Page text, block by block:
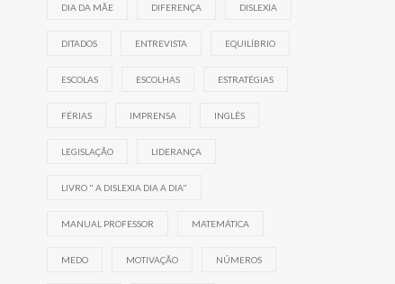
DIA DA MÃE DIFERENÇA DISLEXIA
DITADOS ENTREVISTA EQUILÍBRIO
ESCOLAS ESCOLHAS ESTRATÉGIAS
FÉRIAS IMPRENSA INGLÊS
LEGISLAÇÃO LIDERANÇA
LIVRO " A DISLEXIA DIA A DIA"
MANUAL PROFESSOR MATEMÁTICA
MEDO MOTIVAÇÃO NÚMEROS